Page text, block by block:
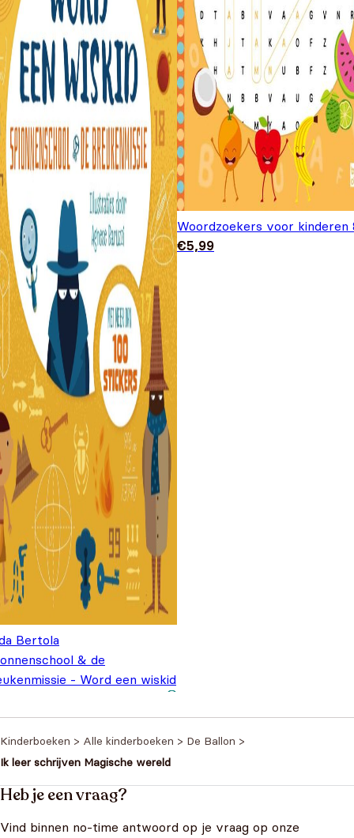
Bertola
& de
- Word een wiskid
Woordzoekers voor kinderen
€5,99
Kinderboeken > Alle kinderboeken > De Ballon >
Ik leer schrijven Magische wereld
Heb je een vraag?
Vind binnen no-time antwoord op je vraag op onze